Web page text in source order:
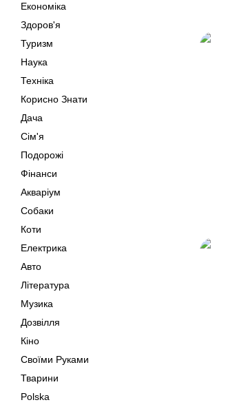
Економіка
Здоров'я
Туризм
Наука
Техніка
Корисно Знати
Дача
Сім'я
Подорожі
Фінанси
Акваріум
Собаки
Коти
Електрика
Авто
Література
Музика
Дозвілля
Кіно
Своїми Руками
Тварини
Polska